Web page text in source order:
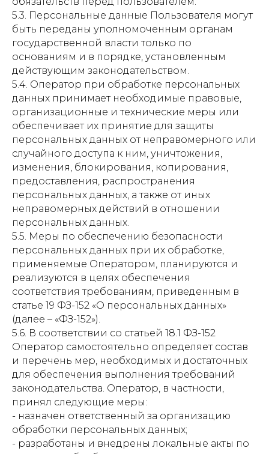
5.3. Персональные данные Пользователя могут
быть переданы уполномоченным органам
государственной власти только по
основаниям и в порядке, установленным
действующим законодательством.
5.4. Оператор при обработке персональных
данных принимает необходимые правовые,
организационные и технические меры или
обеспечивает их принятие для защиты
персональных данных от неправомерного или
случайного доступа к ним, уничтожения,
изменения, блокирования, копирования,
предоставления, распространения
персональных данных, а также от иных
неправомерных действий в отношении
персональных данных.
5.5. Меры по обеспечению безопасности
персональных данных при их обработке,
применяемые Оператором, планируются и
реализуются в целях обеспечения
соответствия требованиям, приведенным в
статье 19 ФЗ-152 «О персональных данных»
(далее – «ФЗ-152»).
5.6. В соответствии со статьей 18.1 ФЗ-152
Оператор самостоятельно определяет состав
и перечень мер, необходимых и достаточных
для обеспечения выполнения требований
законодательства. Оператор, в частности,
принял следующие меры:
- назначен ответственный за организацию
обработки персональных данных;
- разработаны и внедрены локальные акты по